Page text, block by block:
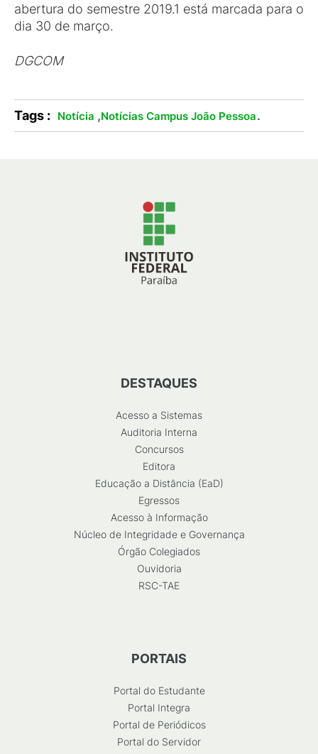
abertura do semestre 2019.1 está marcada para o
dia 30 de março.
DGCOM
Tags : Notícia ,Notícias Campus João Pessoa.
DESTAQUES
Acesso a Sistemas
Auditoria Interna
Concursos
Editora
Educação a Distância (EaD)
Egressos
Acesso à Informação
Núcleo de Integridade e Governança
Órgão Colegiados
Ouvidoria
RSC-TAE
PORTAIS
Portal do Estudante
Portal Integra
Portal de Periódicos
Portal do Servidor